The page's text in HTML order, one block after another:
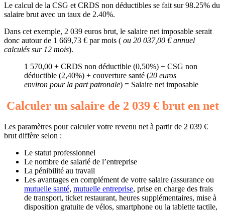
Le calcul de la CSG et CRDS non déductibles se fait sur 98.25% du
salaire brut avec un taux de 2.40%.
Dans cet exemple, 2 039 euros brut, le salaire net imposable serait
donc autour de 1 669,73 € par mois ( ou 20 037,00 € annuel
calculés sur 12 mois).
1 570,00 + CRDS non déductible (0,50%) + CSG non
déductible (2,40%) + couverture santé (20 euros
environ pour la part patronale) = Salaire net imposable
Calculer un salaire de 2 039 € brut en net
Les paramètres pour calculer votre revenu net à partir de 2 039 €
brut diffère selon :
Le statut professionnel
Le nombre de salarié de l’entreprise
La pénibilité au travail
Les avantages en complément de votre salaire (assurance ou
mutuelle santé, mutuelle entreprise, prise en charge des frais
de transport, ticket restaurant, heures supplémentaires, mise à
disposition gratuite de vélos, smartphone ou la tablette tactile,